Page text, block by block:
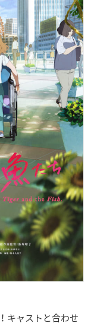
キャストと合わせ